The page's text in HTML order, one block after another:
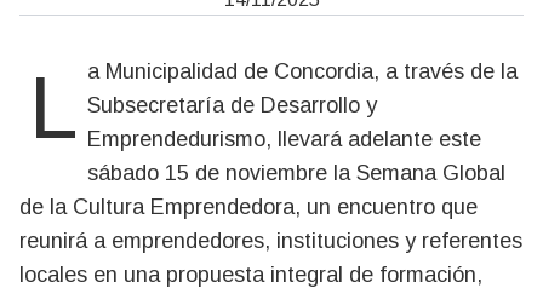
La Municipalidad de Concordia, a través de la Subsecretaría de Desarrollo y
Emprendedurismo, llevará adelante este
sábado 15 de noviembre la Semana Global
de la Cultura Emprendedora, un encuentro que
reunirá a emprendedores, instituciones y referentes
locales en una propuesta integral de formación,